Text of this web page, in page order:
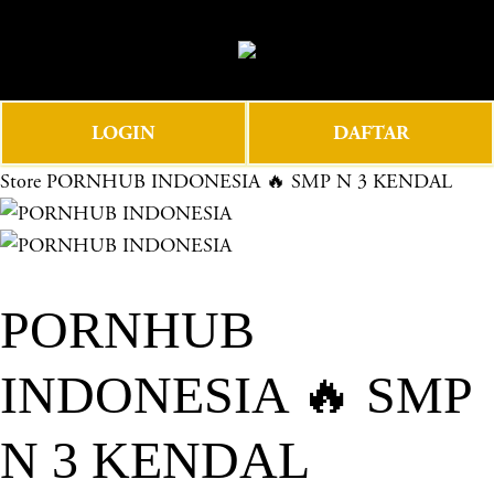
e
e
n
u
LOGIN DAFTAR
Store PORNHUB INDONESIA 🔥 SMP N 3 KENDAL
PORNHUB
INDONESIA 🔥 SMP
N 3 KENDAL